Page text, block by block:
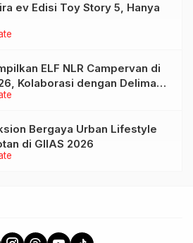
ev Edisi Toy Story 5, Hanya
ELF NLR Campervan di
Kolaborasi dengan Delima
JAJAGO
Bergaya Urban Lifestyle
di GIIAS 2026